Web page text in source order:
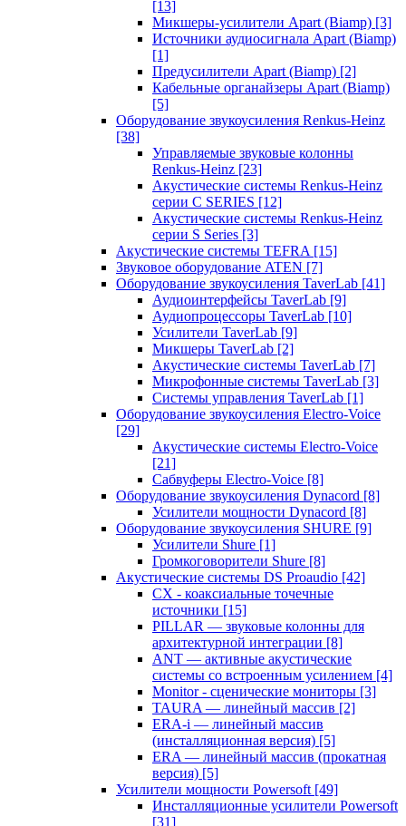
[13]
Микшеры-усилители Apart (Biamp) [3]
Источники аудиосигнала Apart (Biamp)
[1]
Предусилители Apart (Biamp) [2]
Кабельные органайзеры Apart (Biamp)
[5]
Оборудование звукоусиления Renkus-Heinz
[38]
Управляемые звуковые колонны
Renkus-Heinz [23]
Акустические системы Renkus-Heinz
серии C SERIES [12]
Акустические системы Renkus-Heinz
серии S Series [3]
Акустические системы TEFRA [15]
Звуковое оборудование ATEN [7]
Оборудование звукоусиления TaverLab [41]
Аудиоинтерфейсы TaverLab [9]
Аудиопроцессоры TaverLab [10]
Усилители TaverLab [9]
Микшеры TaverLab [2]
Акустические системы TaverLab [7]
Микрофонные системы TaverLab [3]
Системы управления TaverLab [1]
Оборудование звукоусиления Electro-Voice
[29]
Акустические системы Electro-Voice
[21]
Сабвуферы Electro-Voice [8]
Оборудование звукоусиления Dynacord [8]
Усилители мощности Dynacord [8]
Оборудование звукоусиления SHURE [9]
Усилители Shure [1]
Громкоговорители Shure [8]
Акустические системы DS Proaudio [42]
CX - коаксиальные точечные
источники [15]
PILLAR — звуковые колонны для
архитектурной интеграции [8]
ANT — активные акустические
системы со встроенным усилением [4]
Monitor - сценические мониторы [3]
TAURA — линейный массив [2]
ERA-i — линейный массив
(инсталляционная версия) [5]
ERA — линейный массив (прокатная
версия) [5]
Усилители мощности Powersoft [49]
Инсталляционные усилители Powersoft
[31]